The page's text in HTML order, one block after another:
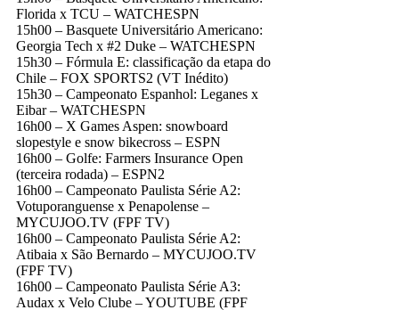
Florida x TCU – WATCHESPN
15h00 – Basquete Universitário Americano:
Georgia Tech x #2 Duke – WATCHESPN
15h30 – Fórmula E: classificação da etapa do
Chile – FOX SPORTS2 (VT Inédito)
15h30 – Campeonato Espanhol: Leganes x
Eibar – WATCHESPN
16h00 – X Games Aspen: snowboard
slopestyle e snow bikecross – ESPN
16h00 – Golfe: Farmers Insurance Open
(terceira rodada) – ESPN2
16h00 – Campeonato Paulista Série A2:
Votuporanguense x Penapolense –
MYCUJOO.TV (FPF TV)
16h00 – Campeonato Paulista Série A2:
Atibaia x São Bernardo – MYCUJOO.TV
(FPF TV)
16h00 – Campeonato Paulista Série A3:
Audax x Velo Clube – YOUTUBE (FPF